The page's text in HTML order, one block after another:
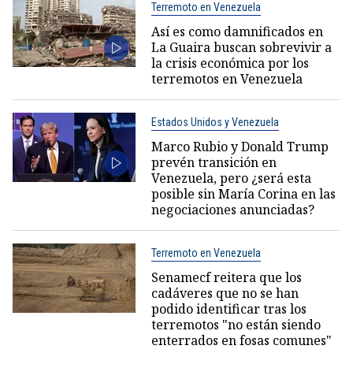
Terremoto en Venezuela
Así es como damnificados en
La Guaira buscan sobrevivir a
la crisis económica por los
terremotos en Venezuela
Estados Unidos y Venezuela
Marco Rubio y Donald Trump
prevén transición en
Venezuela, pero ¿será esta
posible sin María Corina en las
negociaciones anunciadas?
Terremoto en Venezuela
Senamecf reitera que los
cadáveres que no se han
podido identificar tras los
terremotos "no están siendo
enterrados en fosas comunes"